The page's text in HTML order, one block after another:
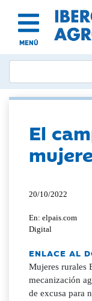
MENÚ
El
20/10/2022
En: elpais.com
Digital
ENLACE AL
Mujeres rurales
mecanización
de excusa para